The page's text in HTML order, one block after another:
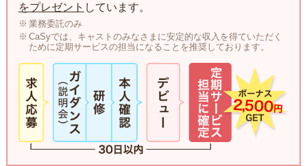
をプレゼント しています。
業務委託のみ
CaSyでは、キャストのみなさまに安定的な収入を得ていただく
ために定期サービスの担当になることを推奨しております。